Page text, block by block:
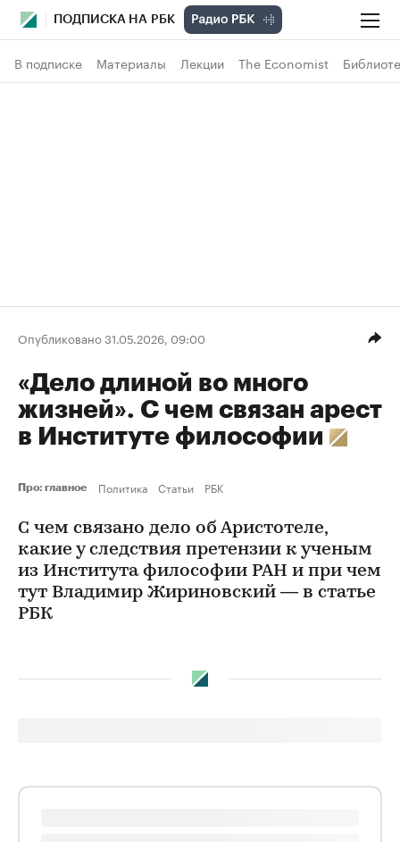
ПОДПИСКА НА РБК
В подписке Материалы Лекции The Economist
Опубликовано 31.05.2026, 09:00
«Дело длиной во много
жизней». С чем связан арест
в Институте философии
Про: главное Политика Статьи РБК
С чем связано дело об Аристотеле,
какие у следствия претензии к ученым
из Института философии РАН и при чем
тут Владимир Жириновский — в статье
РБК